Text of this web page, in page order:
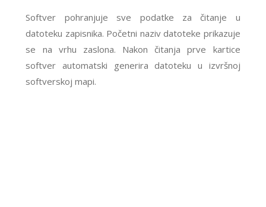
Softver pohranjuje sve podatke za čitanje u
datoteku zapisnika. Početni naziv datoteke prikazuje
se na vrhu zaslona. Nakon čitanja prve kartice
softver automatski generira datoteku u izvršnoj
softverskoj mapi.